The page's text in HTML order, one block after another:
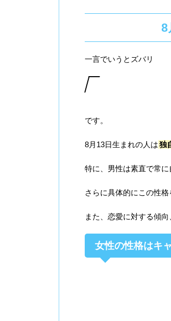
8
一言でいうとズバリ
です。
8月13日生まれの人は独
特に、男性は素直で常
さらに具体的にこの性
また、恋愛に対する傾
女性の性格はキ